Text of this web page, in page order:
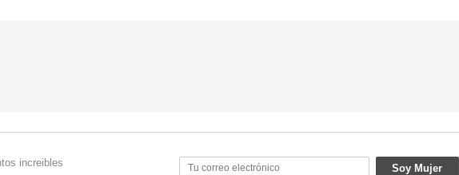
increibles Soy Mujer